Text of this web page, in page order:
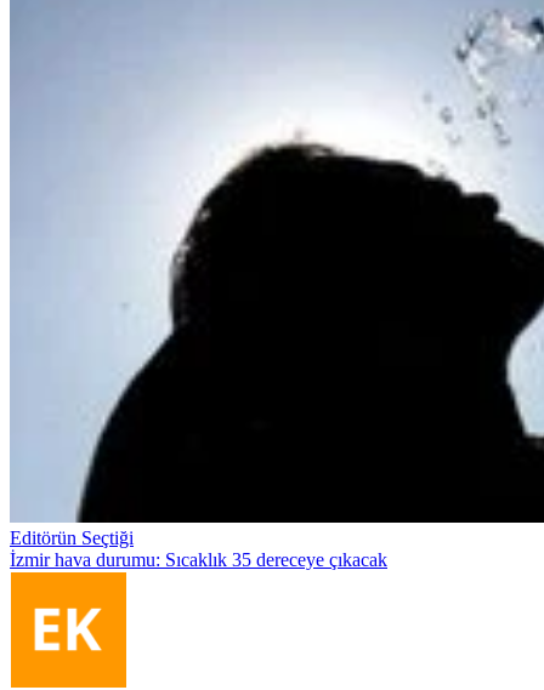
Editörün Seçtiği
İzmir hava durumu: Sıcaklık 35 dereceye çıkacak